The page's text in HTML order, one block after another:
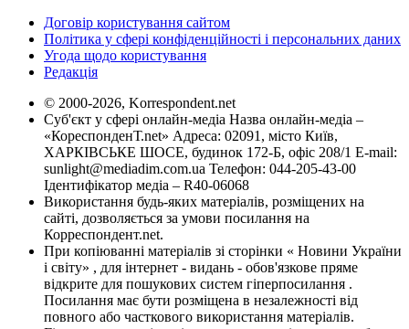
Договір користування сайтом
Політика у сфері конфіденційності і персональних даних
Угода щодо користування
Редакція
© 2000-2026, Korrespondent.net
Суб'єкт у сфері онлайн-медіа Назва онлайн-медіа –
«КореспонденТ.net» Адреса: 02091, місто Київ,
ХАРКІВСЬКЕ ШОСЕ, будинок 172-Б, офіс 208/1 E-mail:
sunlight@mediadim.com.ua Телефон: 044-205-43-00
Ідентифікатор медіа – R40-06068
Використання будь-яких матеріалів, розміщених на
сайті, дозволяється за умови посилання на
Корреспондент.net.
При копіюванні матеріалів зі сторінки « Новини України
і світу» , для інтернет - видань - обов'язкове пряме
відкрите для пошукових систем гіперпосилання .
Посилання має бути розміщена в незалежності від
повного або часткового використання матеріалів.